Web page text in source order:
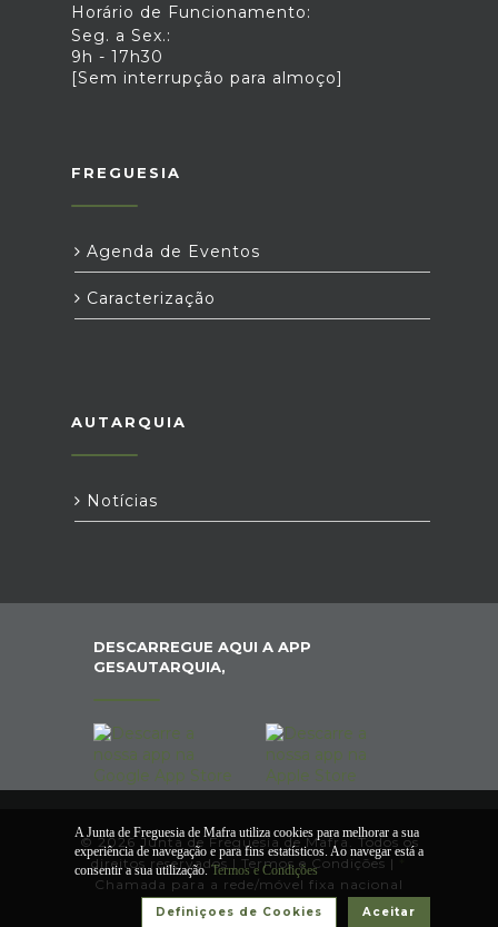
Horário de Funcionamento:
Seg. a Sex.:
9h - 17h30
[Sem interrupção para almoço]
FREGUESIA
Agenda de Eventos
Caracterização
AUTARQUIA
Notícias
DESCARREGUE AQUI A APP
GESAUTARQUIA,
© 2026 Junta de Freguesia de Mafra. Todos os
direitos reservados | Termos e Condições |
Chamada para a rede/móvel fixa nacional
A Junta de Freguesia de Mafra utiliza cookies para melhorar a sua
experiência de navegação e para fins estatísticos. Ao navegar está a
consentir a sua utilização.Termos e Condições
Aceitar
Definiçoes de Cookies